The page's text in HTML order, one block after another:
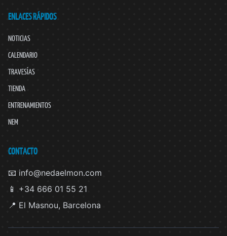
ENLACES RÁPIDOS
NOTICIAS
CALENDARIO
TRAVESÍAS
TIENDA
ENTRENAMIENTOS
NEM
CONTACTO
📧 info@nedaelmon.com
📱 +34 666 01 55 21
📍 El Masnou, Barcelona